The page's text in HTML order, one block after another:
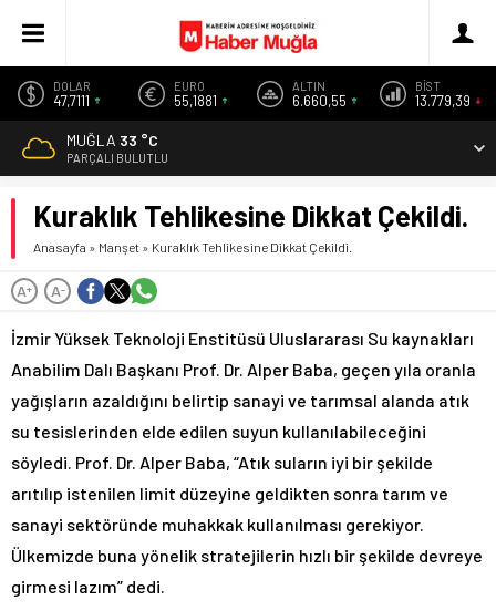
DOLAR
47,7111
EURO
55,1881
ALTIN
6.660,55
BİST
13.779,39
MUĞLA 33 °C
PARÇALI BULUTLU
Kuraklık Tehlikesine Dikkat Çekildi.
Anasayfa » Manşet » Kuraklık Tehlikesine Dikkat Çekildi.
A+ A-
İzmir Yüksek Teknoloji Enstitüsü Uluslararası Su kaynakları
Anabilim Dalı Başkanı Prof. Dr. Alper Baba, geçen yıla oranla
yağışların azaldığını belirtip sanayi ve tarımsal alanda atık
su tesislerinden elde edilen suyun kullanılabileceğini
söyledi. Prof. Dr. Alper Baba, “Atık suların iyi bir şekilde
arıtılıp istenilen limit düzeyine geldikten sonra tarım ve
sanayi sektöründe muhakkak kullanılması gerekiyor.
Ülkemizde buna yönelik stratejilerin hızlı bir şekilde devreye
girmesi lazım” dedi.